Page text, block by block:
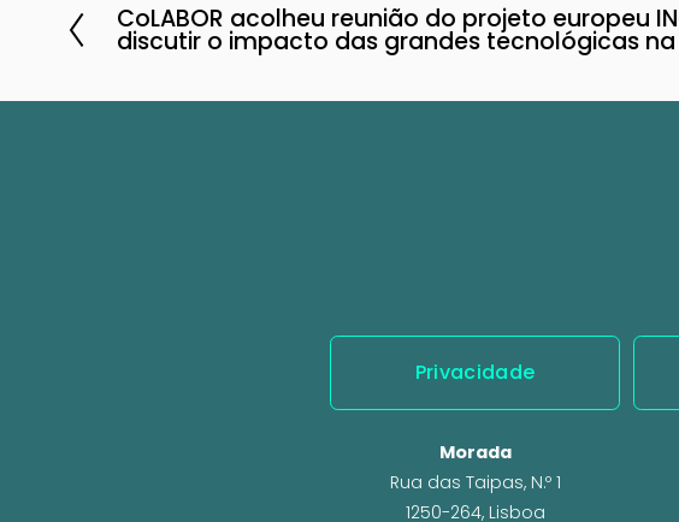
A
n
CoLABOR acolheu reunião do projeto europeu
discutir o impacto das grandes tecnológicas na
Privacidade
Morada
Rua das Taipas, N.º 1
1250-264, Lisboa